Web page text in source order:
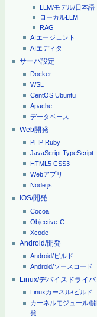
LLM/モデル/日本語
ローカルLLM
RAG
AIエージェント
AIエディタ
サーバ設定
Docker
WSL
CentOS Ubuntu
Apache
データベース
Web開発
PHP Ruby
JavaScript TypeScript
HTML5 CSS3
Webアプリ
Node.js
iOS/開発
Cocoa
Objective-C
Xcode
Android/開発
Android/ビルド
Android/ソースコード
Linux/デバイスドライバ
Linuxカーネル/ビルド
カーネルモジュール/開
発